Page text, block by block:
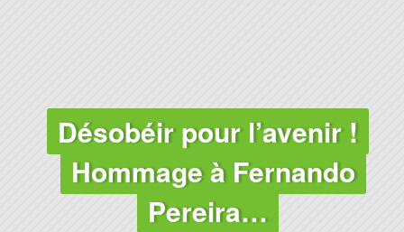
Désobéir pour l’avenir !
Hommage à Fernando
Pereira…